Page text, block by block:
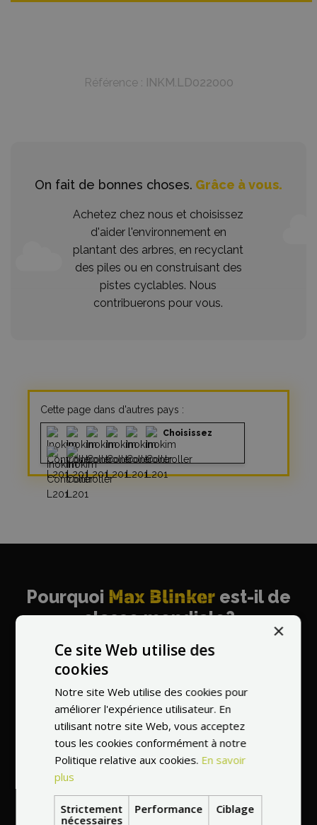
Référence : INKM.LD022000
On fait de bonnes choses. Grâce à vous.
Achetez chez nous et choisissez
d'aider l'environnement en
plantant des arbres, en recyclant
des piles ou en construisant des
pistes cyclables. Nous
contribuerons pour vous.
Cette page dans d'autres pays :
Choisissez
Pourquoi Max Blinker est-il de
classe mondiale?
Vendeur
le plus
recommandé au
monde
×
Ce site Web utilise des
cookies
Notre site Web utilise des cookies pour
améliorer l'expérience utilisateur. En
utilisant notre site Web, vous acceptez
tous les cookies conformément à notre
Politique relative aux cookies. En savoir
plus
Strictement
nécessaires
Performance Ciblage